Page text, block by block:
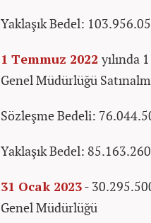
Yaklaşık Bedel:
1 Temmuz 2022 yılında
Genel Müdürlüğü
Sözleşme Bedeli:
Yaklaşık Bedel:
31 Ocak 2023-
Genel Müdürlüğü